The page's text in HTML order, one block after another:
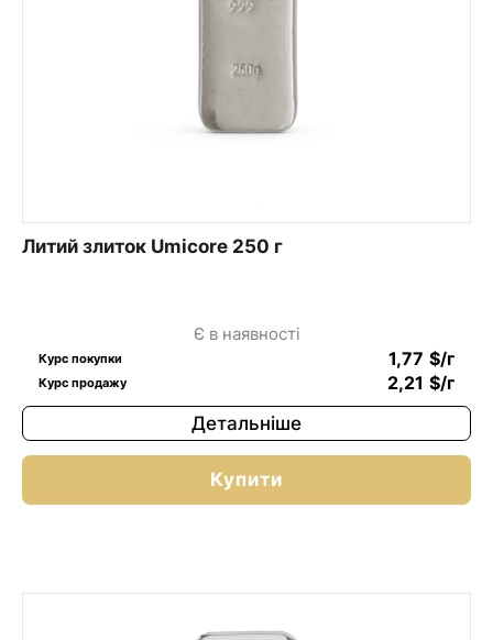
Литий злиток Umicore 250 г
Є в наявності
Курс покупки 1,77 $/г
Курс продажу 2,21 $/г
Детальніше
Купити